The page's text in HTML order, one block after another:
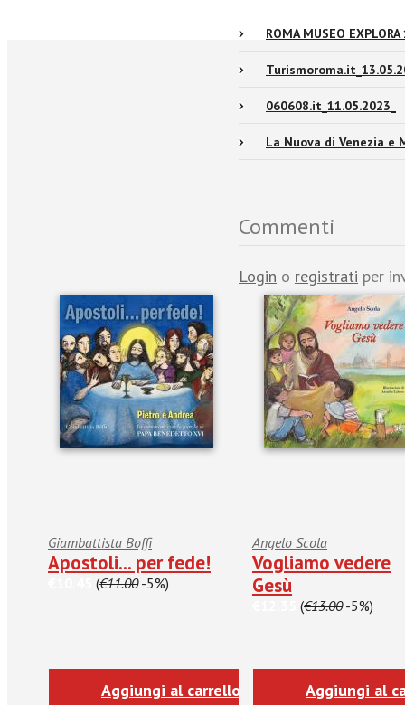
ROMA MUSEO
060608.it_11.05.2023_
La Nuova di Venezia e
Commenti
Login o registrati per
Giambattista Boffi
Apostoli... per fede!
(€11.00-5%)
Aggiungi al carrello
Angelo Scola
Vogliamo vedere
Gesù
(€13.00-5%)
Aggiungi al